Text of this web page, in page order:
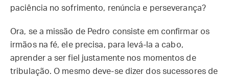
paciência no sofrimento, renúncia e perseverança?
Ora, se a missão de Pedro consiste em confirmar os
irmãos na fé, ele precisa, para levá-la a cabo,
aprender a ser fiel justamente nos momentos de
tribulação. O mesmo deve-se dizer dos sucessores de